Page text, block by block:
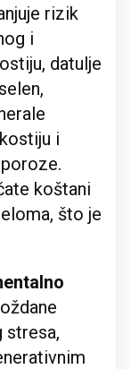
rizik
i
datulje
i
koštani
što je
stresa,